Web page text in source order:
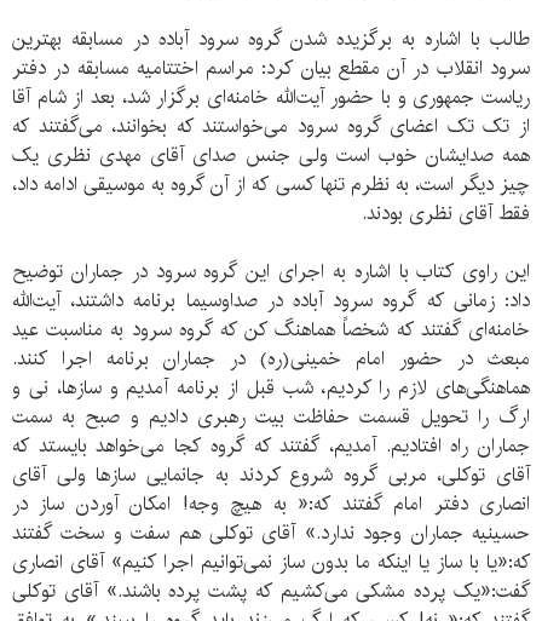
طالب با اشاره به برگزیده شدن گروه سرود آباده در مسابقه بهترین
سرود انقلاب در آن مقطع بیان کرد: مراسم اختتامیه مسابقه در دفتر
ریاست جمهوری و با حضور آیت‌الله خامنه‌ای برگزار شد، بعد از شام آقا
از تک تک اعضای گروه سرود می‌خواستند که بخوانند، می‌گفتند که
همه صدایشان خوب است ولی جنس صدای آقای مهدی نظری یک
چیز دیگر است، به نظرم تنها کسی که از آن گروه به موسیقی ادامه داد،
فقط آقای نظری بودند.
این راوی کتاب با اشاره به اجرای این گروه سرود در جماران توضیح
داد: زمانی که گروه سرود آباده در صداوسیما برنامه داشتند، آیت‌الله
خامنه‌ای گفتند که شخصاً هماهنگ کن که گروه سرود به مناسبت عید
مبعث در حضور امام خمینی(ره) در جماران برنامه اجرا کنند.
هماهنگی‌های لازم را کردیم، شب قبل از برنامه آمدیم و ساز‌ها، نی و
ارگ را تحویل قسمت حفاظت بیت رهبری دادیم و صبح به سمت
جماران راه افتادیم. آمدیم، گفتند که گروه کجا می‌خواهد بایستد که
آقای توکلی، مربی گروه شروع کردند به جانمایی سازها ولی آقای
انصاری دفتر امام گفتند که:« به هیچ وجه! امکان آوردن ساز در
حسینیه جماران وجود ندارد.» آقای توکلی هم سفت و سخت گفتند
که:«یا با ساز یا اینکه ما بدون ساز نمی‌توانیم اجرا کنیم» آقای انصاری
گفت:«یک پرده مشکی‌ می‌کشیم که پشت پرده باشند.» آقای توکلی